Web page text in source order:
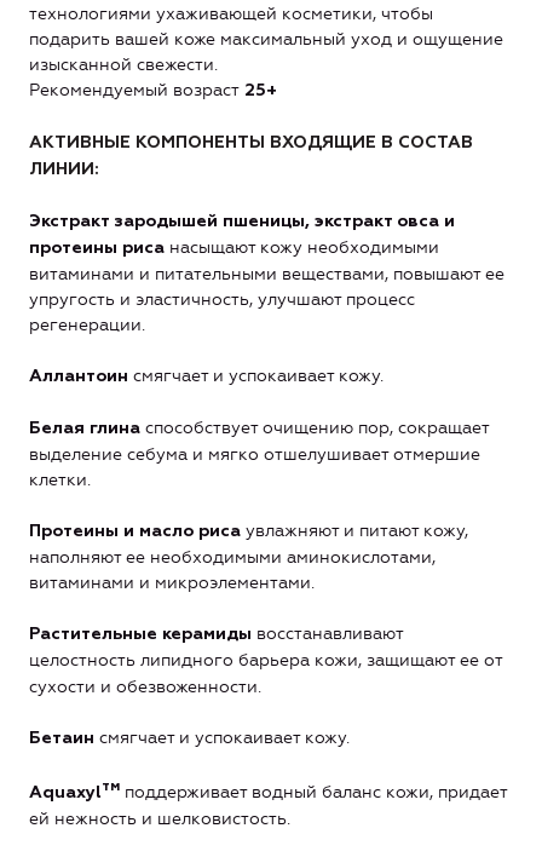
технологиями ухаживающей косметики, чтобы
подарить вашей коже максимальный уход и ощущение
изысканной свежести.
Рекомендуемый возраст 25+
АКТИВНЫЕ КОМПОНЕНТЫ ВХОДЯЩИЕ В СОСТАВ
ЛИНИИ:
Экстракт зародышей пшеницы, экстракт овса и
протеины риса насыщают кожу необходимыми
витаминами и питательными веществами, повышают ее
упругость и эластичность, улучшают процесс
регенерации.
Аллантоин смягчает и успокаивает кожу.
Белая глина способствует очищению пор, сокращает
выделение себума и мягко отшелушивает отмершие
клетки.
Протеины и масло риса увлажняют и питают кожу,
наполняют ее необходимыми аминокислотами,
витаминами и микроэлементами.
Растительные керамиды восстанавливают
целостность липидного барьера кожи, защищают ее от
сухости и обезвоженности.
Бетаин смягчает и успокаивает кожу.
Aquaxylтм поддерживает водный баланс кожи, придает
ей нежность и шелковистость.